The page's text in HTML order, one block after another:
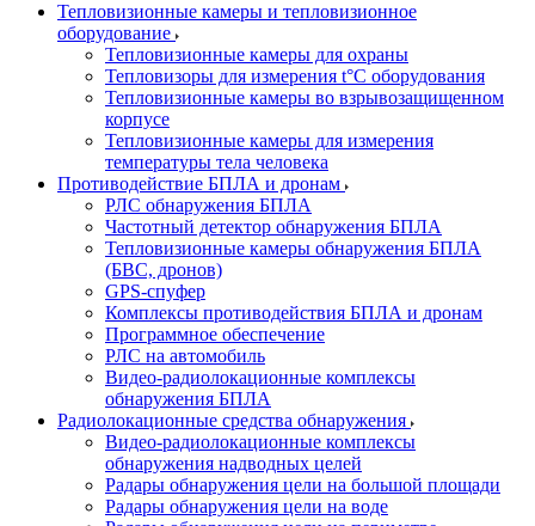
Тепловизионные камеры и тепловизионное
оборудование
Тепловизионные камеры для охраны
Тепловизоры для измерения t°С оборудования
Тепловизионные камеры во взрывозащищенном
корпусе
Тепловизионные камеры для измерения
температуры тела человека
Противодействие БПЛА и дронам
РЛС обнаружения БПЛА
Частотный детектор обнаружения БПЛА
Тепловизионные камеры обнаружения БПЛА
(БВС, дронов)
GPS-спуфер
Комплексы противодействия БПЛА и дронам
Программное обеспечение
РЛС на автомобиль
Видео-радиолокационные комплексы
обнаружения БПЛА
Радиолокационные средства обнаружения
Видео-радиолокационные комплексы
обнаружения надводных целей
Радары обнаружения цели на большой площади
Радары обнаружения цели на воде